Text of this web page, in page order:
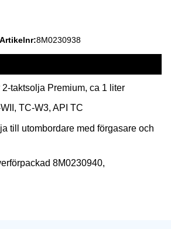
Artikelnr 8M0230938
taktsolja Premium, ca 1 liter
TC-W3, API TC
till utombordare med förgasare och
8M0230940,